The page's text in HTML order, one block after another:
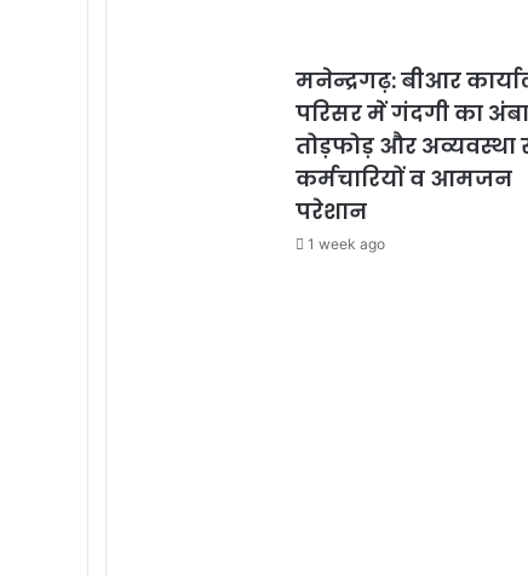
मनेन्द्रगढ़: बीआर
परिसर में गंदगी का
तोड़फोड़ और अव्यवस्था
कर्मचारियों व आमजन
परेशान
1 week ago